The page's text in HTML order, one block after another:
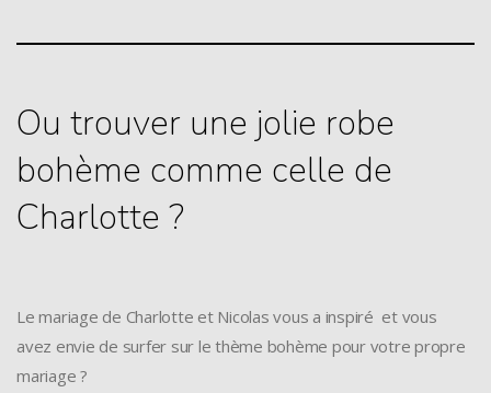
Ou trouver une jolie robe
bohème comme celle de
Charlotte ?
Le mariage de Charlotte et Nicolas vous a inspiré et vous
avez envie de surfer sur le thème bohème pour votre propre
mariage ?